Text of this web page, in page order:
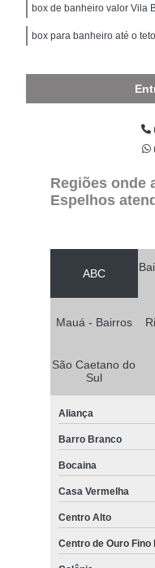
box de banheiro valor Vila
box para banheiro até o
Regiões onde
Espelhos
ABC
Mauá - Bairros
São Caetano do
Sul
Aliança
Barro Branco
Bocaina
Casa Vermelha
Centro Alto
Centro de Ouro Fino